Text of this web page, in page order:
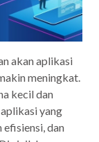
akan aplikasi
meningkat.
kecil dan
yang
dan